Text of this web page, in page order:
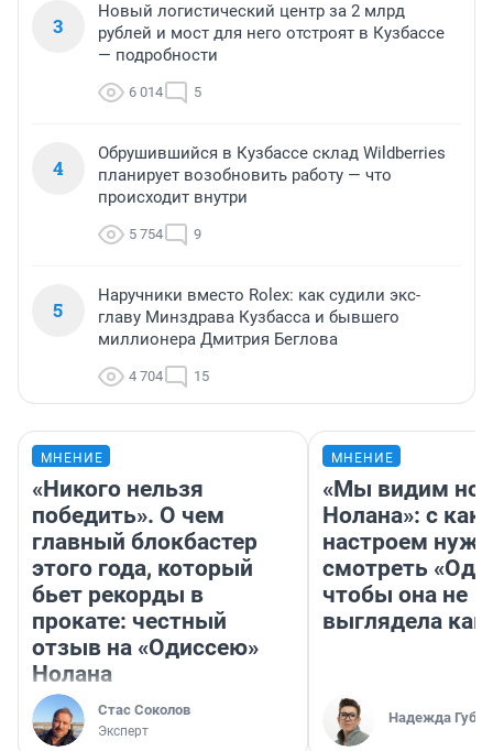
3
Новый логистический центр за 2 млрд
рублей и мост для него отстроят в Кузбассе
— подробности
6 014 5
4
Обрушившийся в Кузбассе склад Wildberries
планирует возобновить работу — что
происходит внутри
5 754 9
5
Наручники вместо Rolex: как судили экс-
главу Минздрава Кузбасса и бывшего
миллионера Дмитрия Беглова
4 704 15
МНЕНИЕ
«Никого нельзя
победить». О чем
главный блокбастер
этого года, который
бьет рекорды в
прокате: честный
отзыв на «Одиссею»
Нолана
Стас Соколов
Эксперт
МНЕНИЕ
«Мы видим
Нолана»: с
настроем
смотреть
чтобы она не
выглядела как
Надежда